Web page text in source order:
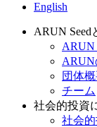
English
ARUN Seed
ARUN
ARUN
団体
チーム
社会的投資
社会